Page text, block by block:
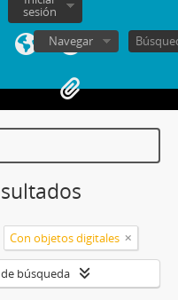
sesión
Navegar
Con objetos digitales
búsqueda